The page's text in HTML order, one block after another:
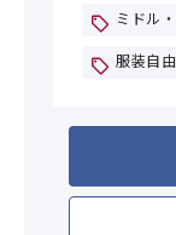
ミドル
服装自由